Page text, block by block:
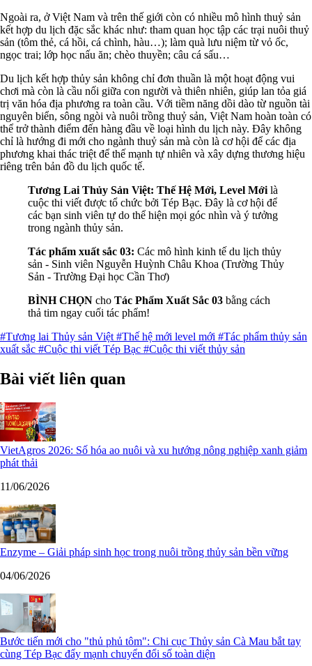
Ngoài ra, ở Việt Nam và trên thế giới còn có nhiều mô hình thuỷ sản
kết hợp du lịch đặc sắc khác như: tham quan học tập các trại nuôi thuỷ
sản (tôm thẻ, cá hồi, cá chình, hàu…); làm quà lưu niệm từ vỏ ốc,
ngọc trai; lớp học nấu ăn; chèo thuyền; câu cá sấu…
Du lịch kết hợp thủy sản không chỉ đơn thuần là một hoạt động vui
chơi mà còn là cầu nối giữa con người và thiên nhiên, giúp lan tỏa giá
trị văn hóa địa phương ra toàn cầu. Với tiềm năng dồi dào từ nguồn tài
nguyên biển, sông ngòi và nuôi trồng thuỷ sản, Việt Nam hoàn toàn có
thể trở thành điểm đến hàng đầu về loại hình du lịch này. Đây không
chỉ là hướng đi mới cho ngành thuỷ sản mà còn là cơ hội để các địa
phương khai thác triệt để thế mạnh tự nhiên và xây dựng thương hiệu
riêng trên bản đồ du lịch quốc tế.
Tương Lai Thủy Sản Việt: Thế Hệ Mới, Level Mới là
cuộc thi viết được tổ chức bởi Tép Bạc. Đây là cơ hội để
các bạn sinh viên tự do thể hiện mọi góc nhìn và ý tưởng
trong ngành thủy sản.
Tác phẩm xuất sắc 03: Các mô hình kinh tế du lịch thủy
sản - Sinh viên Nguyễn Huỳnh Châu Khoa (Trường Thủy
Sản - Trường Đại học Cần Thơ)
BÌNH CHỌN cho Tác Phẩm Xuất Sắc 03 bằng cách
thả tim ngay cuối tác phẩm!
#Tương lai Thủy sản Việt #Thế hệ mới level mới #Tác phẩm thủy sản
xuất sắc #Cuộc thi viết Tép Bạc #Cuộc thi viết thủy sản
Bài viết liên quan
VietAgros 2026: Số hóa ao nuôi và xu hướng nông nghiệp xanh giảm
phát thải
11/06/2026
Enzyme – Giải pháp sinh học trong nuôi trồng thủy sản bền vững
04/06/2026
Bước tiến mới cho "thủ phủ tôm": Chi cục Thủy sản Cà Mau bắt tay
cùng Tép Bạc đẩy mạnh chuyển đổi số toàn diện